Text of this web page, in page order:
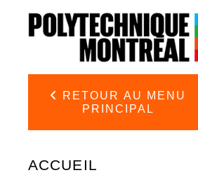
RETOUR AU MENU
PRINCIPAL
ACCUEIL